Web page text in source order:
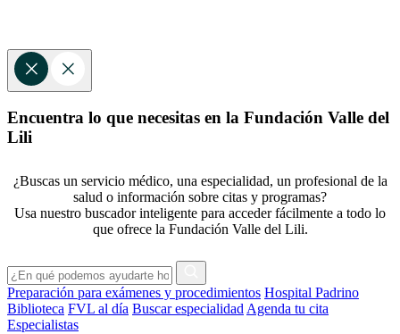
Encuentra lo que necesitas en la Fundación Valle del
Lili
¿Buscas un servicio médico, una especialidad, un profesional de la
salud o información sobre citas y programas?
Usa nuestro buscador inteligente para acceder fácilmente a todo lo
que ofrece la Fundación Valle del Lili.
Preparación para exámenes y procedimientos Hospital Padrino
Biblioteca FVL al día Buscar especialidad Agenda tu cita
Especialistas